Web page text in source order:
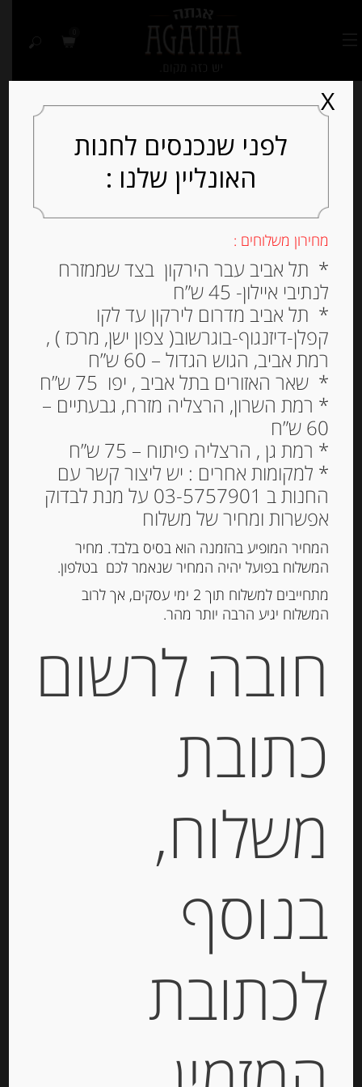
נקטר צרפתי טבעי ענבי
שרדונה מחבל בורגון, 250
29.00
הוספה לסל
קטגוריות:
מוצרים חדשים,מיצים צרפתיים
מיץ טבעי מענבי שרדונה
Baillard
לפני שנכנסים לחנות
האונליין שלנו :
מחירון משלוחים :
* תל אביב עבר הירקון בצד שממזרח
לנתיבי איילון- 45 ש”ח
* תל אביב מדרום לירקון עד לקו
קפלן-דיזנגוף-בוגרשוב( צפון ישן, מרכז ) ,
רמת אביב, הגוש הגדול – 60 ש”ח
* שאר האזורים בתל אביב , יפו 75 ש”ח
* רמת השרון, הרצליה מזרח, גבעתיים –
60 ש”ח
* רמת גן , הרצליה פיתוח – 75 ש”ח
* למקומות אחרים : יש ליצור קשר עם
החנות ב 03-5757901 על מנת לבדוק
אפשרות ומחיר של משלוח
המחיר המופיע בהזמנה הוא בסיס בלבד. מחיר
המשלוח בפועל יהיה המחיר שנאמר לכם בטלפון.
מתחייבים למשלוח תוך 2 ימי עסקים, אך לרוב
המשלוח יגיע הרבה יותר מהר.
חובה לרשום
כתובת
משלוח,
בנוסף
לכתובת
X